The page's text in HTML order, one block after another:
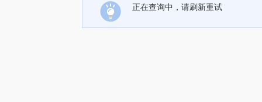
正在查询中，请刷新重试